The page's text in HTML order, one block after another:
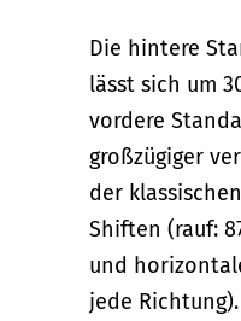
Die hintere
lässt sich um
vordere
großzügiger
der
Shiften (rauf:
und
jede